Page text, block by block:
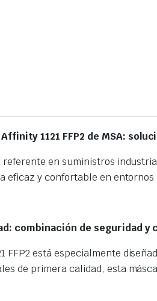
1121 FFP2 de MSA:
en suministros
eficaz y confortable en
combinación de seguridad y
FFP2 está especialmente
de primera calidad, esta